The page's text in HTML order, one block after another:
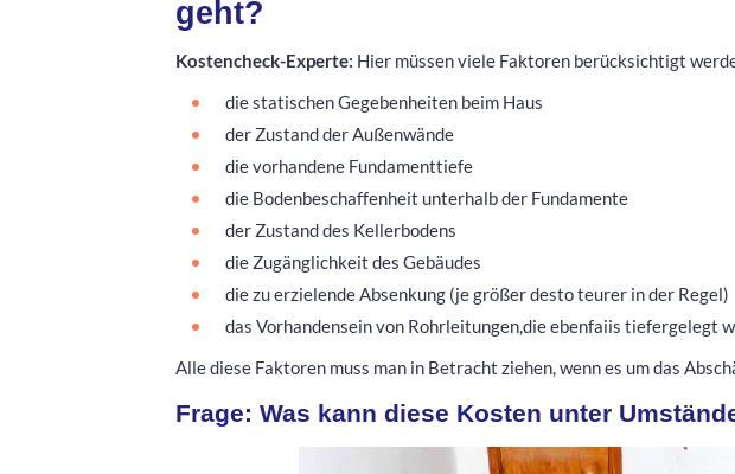
geht?
Kostencheck-Experte: Hier müssen viele Faktoren berücksichtigt
die statischen Gegebenheiten beim Haus
der Zustand der Außenwände
die vorhandene Fundamenttiefe
die Bodenbeschaffenheit unterhalb der Fundamente
der Zustand des Kellerbodens
die Zugänglichkeit des Gebäudes
die zu erzielende Absenkung (je größer desto teurer in der Regel)
das Vorhandensein von Rohrleitungen,die ebenfaiis tiefergelegt
Alle diese Faktoren muss man in Betracht ziehen, wenn es um das
Frage: Was kann diese Kosten unter